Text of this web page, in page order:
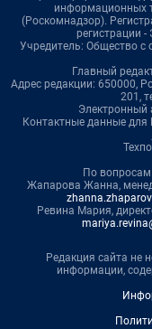
информационных
(Роскомнадзор).
регистрации
Учредитель: Общество с
Главный
Адрес редакции: 650000,
201,
Электронный
Контактные данные для
По вопросам
Жапарова Жанна,
Ревина Мария,
Редакция сайта не
информации,